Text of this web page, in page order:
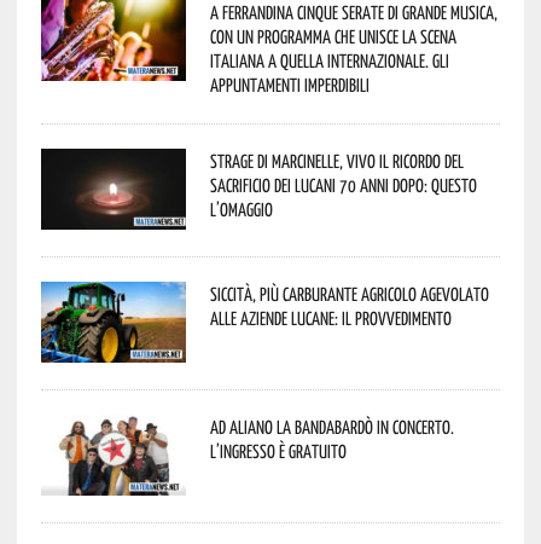
A Ferrandina cinque serate di grande musica,
con un programma che unisce la scena
italiana a quella internazionale. Gli
appuntamenti imperdibili
Strage di Marcinelle, vivo il ricordo del
sacrificio dei lucani 70 anni dopo: questo
l’omaggio
Siccità, più carburante agricolo agevolato
alle aziende lucane: il provvedimento
Ad Aliano la Bandabardò in concerto.
L’ingresso è gratuito